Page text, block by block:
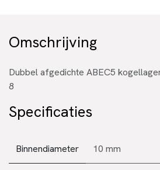
Omschrijving
Dubbel afgedichte ABEC5
8
Specificaties
Binnendiameter 10 mm